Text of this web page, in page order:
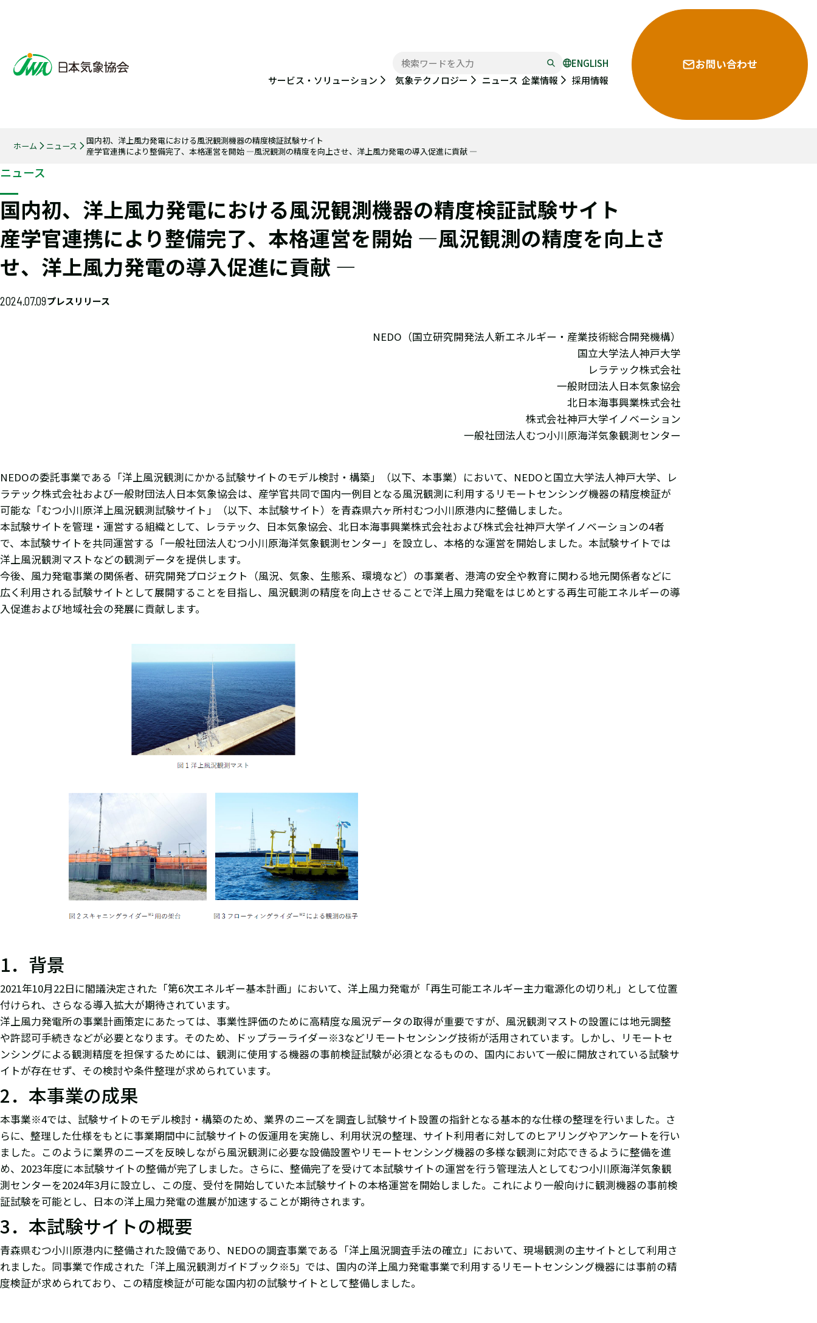
ENGLISH
サービス・ソリューション
気象テクノロジー ニュース 企業情報 採用情報
お問い合わせ
ホーム ニュース
国内初、洋上風力発電における風況観測機器の精度検証試験サイト
産学官連携により整備完了、本格運営を開始 ―風況観測の精度を向上させ、洋上風力発電の導入促進に貢献 ―
ニュース
国内初、洋上風力発電における風況観測機器の精度検証試験サイト
産学官連携により整備完了、本格運営を開始 ―風況観測の精度を向上さ
せ、洋上風力発電の導入促進に貢献 ―
2024.07.09プレスリリース
NEDO（国立研究開発法人新エネルギー・産業技術総合開発機構）
国立大学法人神戸大学
レラテック株式会社
一般財団法人日本気象協会
北日本海事興業株式会社
株式会社神戸大学イノベーション
一般社団法人むつ小川原海洋気象観測センター
NEDOの委託事業である「洋上風況観測にかかる試験サイトのモデル検討・構築」（以下、本事業）において、NEDOと国立大学法人神戸大学、レ
ラテック株式会社および一般財団法人日本気象協会は、産学官共同で国内一例目となる風況観測に利用するリモートセンシング機器の精度検証が
可能な「むつ小川原洋上風況観測試験サイト」（以下、本試験サイト）を青森県六ヶ所村むつ小川原港内に整備しました。
本試験サイトを管理・運営する組織として、レラテック、日本気象協会、北日本海事興業株式会社および株式会社神戸大学イノベーションの4者
で、本試験サイトを共同運営する「一般社団法人むつ小川原海洋気象観測センター」を設立し、本格的な運営を開始しました。本試験サイトでは
洋上風況観測マストなどの観測データを提供します。
今後、風力発電事業の関係者、研究開発プロジェクト（風況、気象、生態系、環境など）の事業者、港湾の安全や教育に関わる地元関係者などに
広く利用される試験サイトとして展開することを目指し、風況観測の精度を向上させることで洋上風力発電をはじめとする再生可能エネルギーの導
入促進および地域社会の発展に貢献します。
1．背景
2021年10月22日に閣議決定された「第6次エネルギー基本計画」において、洋上風力発電が「再生可能エネルギー主力電源化の切り札」として位置
付けられ、さらなる導入拡大が期待されています。
洋上風力発電所の事業計画策定にあたっては、事業性評価のために高精度な風況データの取得が重要ですが、風況観測マストの設置には地元調整
や許認可手続きなどが必要となります。そのため、ドップラーライダー※3などリモートセンシング技術が活用されています。しかし、リモートセ
ンシングによる観測精度を担保するためには、観測に使用する機器の事前検証試験が必須となるものの、国内において一般に開放されている試験サ
イトが存在せず、その検討や条件整理が求められています。
2．本事業の成果
本事業※4では、試験サイトのモデル検討・構築のため、業界のニーズを調査し試験サイト設置の指針となる基本的な仕様の整理を行いました。さ
らに、整理した仕様をもとに事業期間中に試験サイトの仮運用を実施し、利用状況の整理、サイト利用者に対してのヒアリングやアンケートを行い
ました。このように業界のニーズを反映しながら風況観測に必要な設備設置やリモートセンシング機器の多様な観測に対応できるように整備を進
め、2023年度に本試験サイトの整備が完了しました。さらに、整備完了を受けて本試験サイトの運営を行う管理法人としてむつ小川原海洋気象観
測センターを2024年3月に設立し、この度、受付を開始していた本試験サイトの本格運営を開始しました。これにより一般向けに観測機器の事前検
証試験を可能とし、日本の洋上風力発電の進展が加速することが期待されます。
3．本試験サイトの概要
青森県むつ小川原港内に整備された設備であり、NEDOの調査事業である「洋上風況調査手法の確立」において、現場観測の主サイトとして利用さ
れました。同事業で作成された「洋上風況観測ガイドブック※5」では、国内の洋上風力発電事業で利用するリモートセンシング機器には事前の精
度検証が求められており、この精度検証が可能な国内初の試験サイトとして整備しました。